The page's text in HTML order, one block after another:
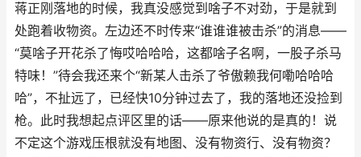
蒋正刚落地的时候，我真没感觉到啥子不对劲，于是就到
处跑着收物资。左边还不时传来“谁谁谁被击杀”的消息——
“莫啥子开花杀了悔哎哈哈哈，这都啥子名啊，一股子杀马
特味！”待会我还来个“新某人击杀了爷傲赖我何嘞哈哈哈
哈”，不扯远了，已经快10分钟过去了，我的落地还没捡到
枪。此时我想起点评区里的话——原来他说的是真的！说
不定这个游戏压根就没有地图、没有物资行、没有物资？